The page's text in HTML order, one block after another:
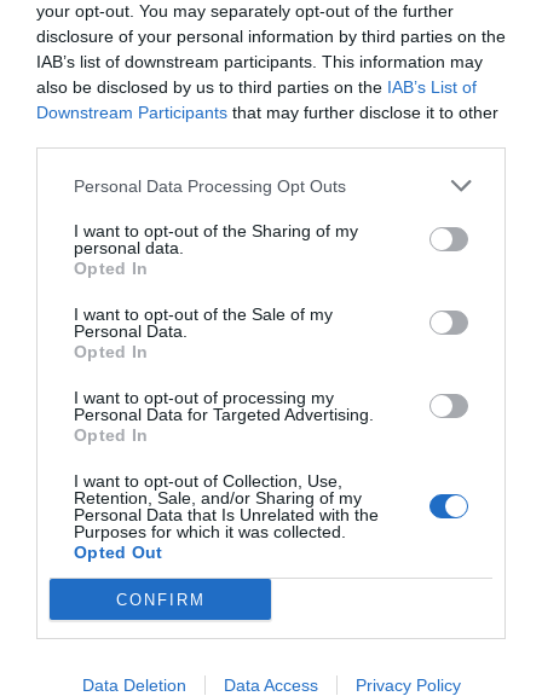
your opt-out. You may separately opt-out of the further
disclosure of your personal information by third parties on the
IAB’s list of downstream participants. This information may
also be disclosed by us to third parties on the IAB’s List of
Downstream Participants that may further disclose it to other
Personal Data Processing Opt Outs
I want to opt-out of the Sharing of my
personal data.
Opted In
I want to opt-out of the Sale of my
Personal Data.
Opted In
I want to opt-out of processing my
Personal Data for Targeted Advertising.
Opted In
I want to opt-out of Collection, Use,
Retention, Sale, and/or Sharing of my
Personal Data that Is Unrelated with the
Purposes for which it was collected.
Opted Out
CONFIRM
Data Deletion Data Access Privacy Policy